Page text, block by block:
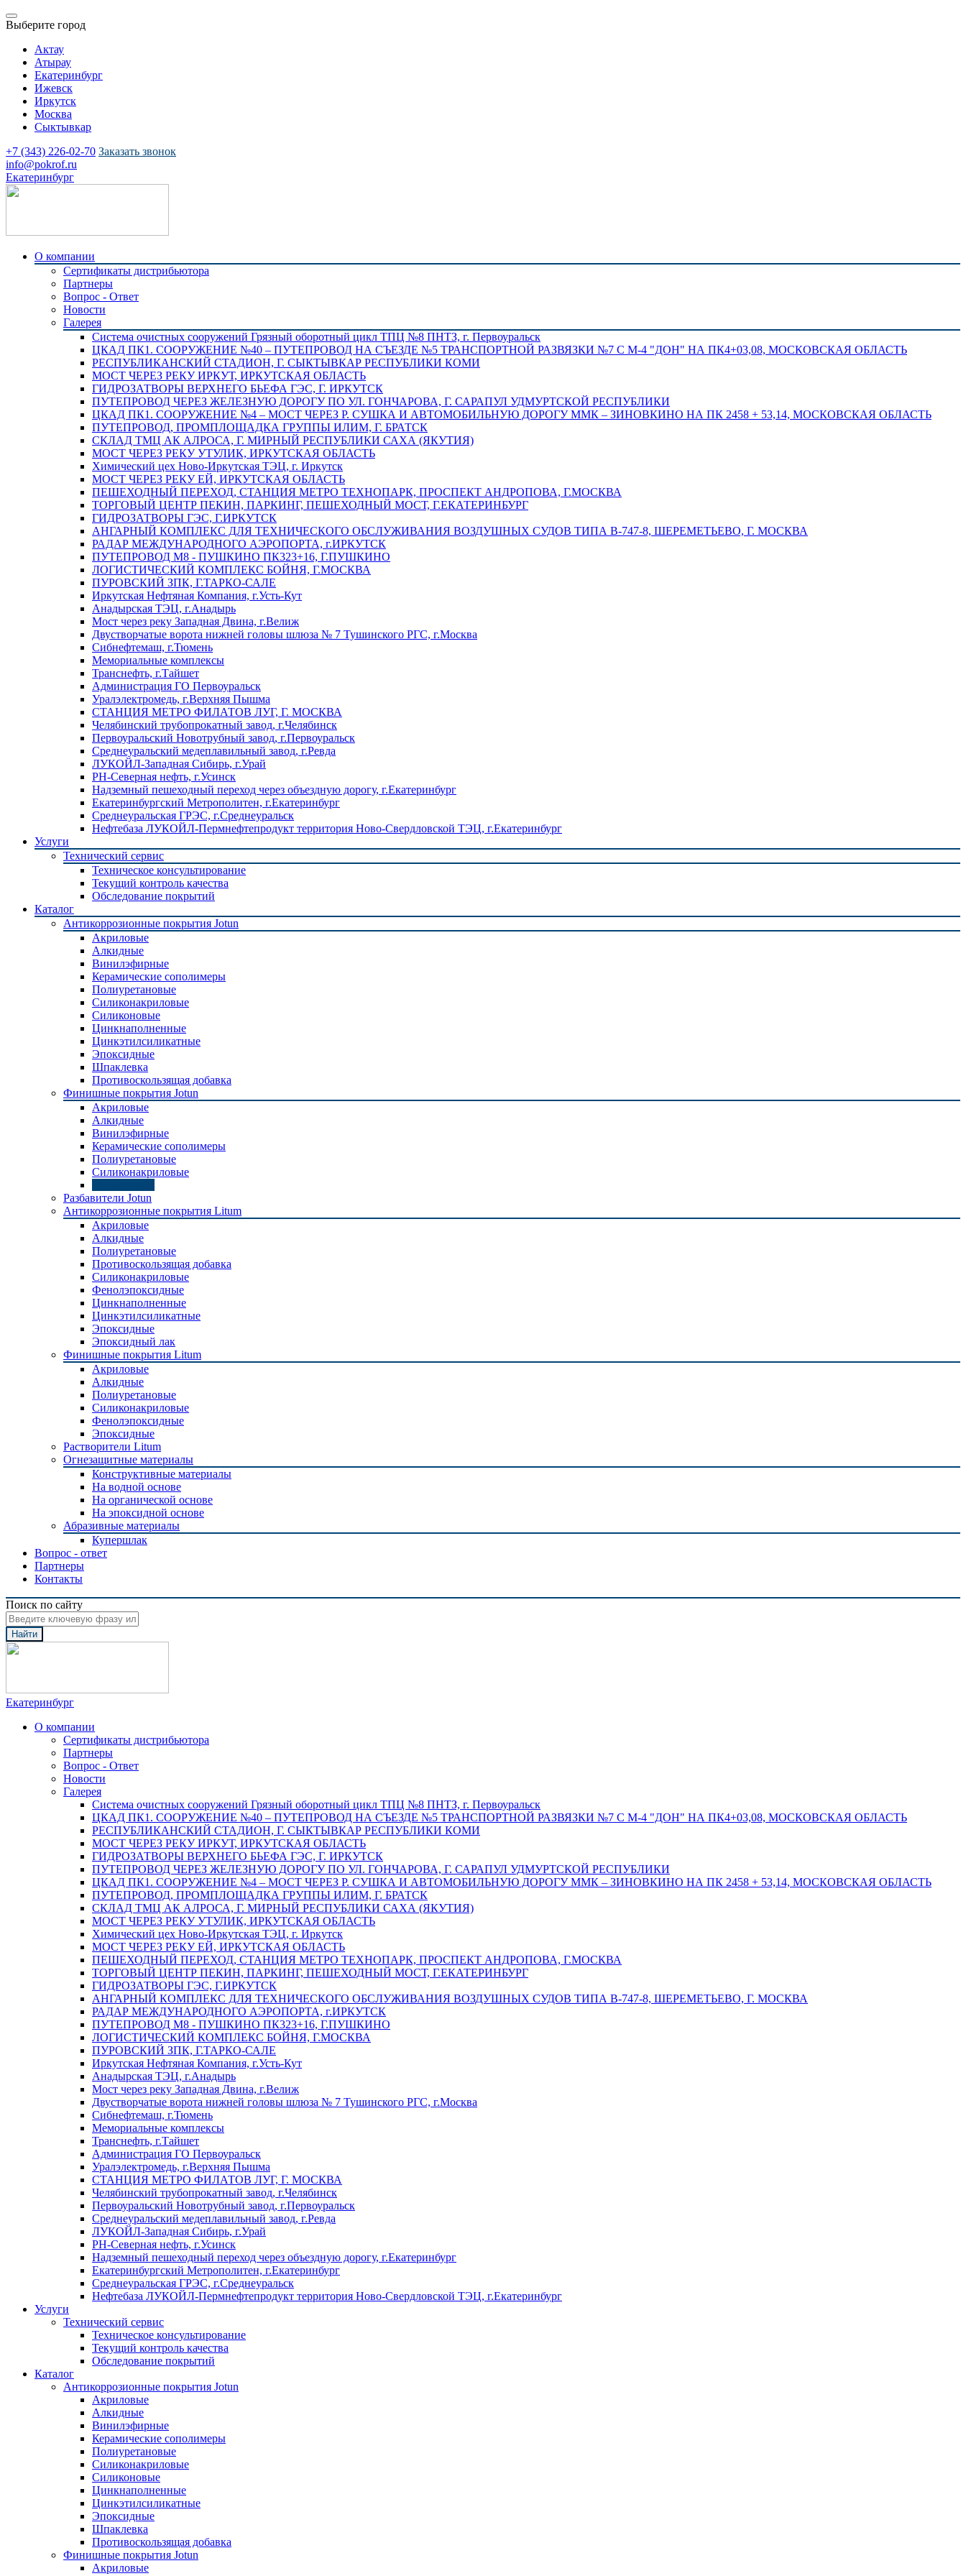
Выберите город
Актау
Атырау
Екатеринбург
Ижевск
Иркутск
Москва
Сыктывкар
+7 (343) 226-02-70 Заказать звонок
info@pokrof.ru
Екатеринбург
О компании
Сертификаты дистрибьютора
Партнеры
Вопрос - Ответ
Новости
Галерея
Система очистных сооружений Грязный оборотный цикл ТПЦ №8 ПНТЗ, г. Первоуральск
ЦКАД ПК1. СООРУЖЕНИЕ №40 – ПУТЕПРОВОД НА СЪЕЗДЕ №5 ТРАНСПОРТНОЙ РАЗВЯЗКИ №7 С М-4 "ДОН" НА ПК4+03,08, МОСКОВСКАЯ ОБЛАСТЬ
РЕСПУБЛИКАНСКИЙ СТАДИОН, Г. СЫКТЫВКАР РЕСПУБЛИКИ КОМИ
МОСТ ЧЕРЕЗ РЕКУ ИРКУТ, ИРКУТСКАЯ ОБЛАСТЬ
ГИДРОЗАТВОРЫ ВЕРХНЕГО БЬЕФА ГЭС, Г. ИРКУТСК
ПУТЕПРОВОД ЧЕРЕЗ ЖЕЛЕЗНУЮ ДОРОГУ ПО УЛ. ГОНЧАРОВА, Г. САРАПУЛ УДМУРТСКОЙ РЕСПУБЛИКИ
ЦКАД ПК1. СООРУЖЕНИЕ №4 – МОСТ ЧЕРЕЗ Р. СУШКА И АВТОМОБИЛЬНУЮ ДОРОГУ ММК – ЗИНОВКИНО НА ПК 2458 + 53,14, МОСКОВСКАЯ ОБЛАСТЬ
ПУТЕПРОВОД, ПРОМПЛОЩАДКА ГРУППЫ ИЛИМ, Г. БРАТСК
СКЛАД ТМЦ АК АЛРОСА, Г. МИРНЫЙ РЕСПУБЛИКИ САХА (ЯКУТИЯ)
МОСТ ЧЕРЕЗ РЕКУ УТУЛИК, ИРКУТСКАЯ ОБЛАСТЬ
Химический цех Ново-Иркутская ТЭЦ, г. Иркутск
МОСТ ЧЕРЕЗ РЕКУ ЕЙ, ИРКУТСКАЯ ОБЛАСТЬ
ПЕШЕХОДНЫЙ ПЕРЕХОД, СТАНЦИЯ МЕТРО ТЕХНОПАРК, ПРОСПЕКТ АНДРОПОВА, Г.МОСКВА
ТОРГОВЫЙ ЦЕНТР ПЕКИН, ПАРКИНГ, ПЕШЕХОДНЫЙ МОСТ, Г.ЕКАТЕРИНБУРГ
ГИДРОЗАТВОРЫ ГЭС, Г.ИРКУТСК
АНГАРНЫЙ КОМПЛЕКС ДЛЯ ТЕХНИЧЕСКОГО ОБСЛУЖИВАНИЯ ВОЗДУШНЫХ СУДОВ ТИПА В-747-8, ШЕРЕМЕТЬЕВО, Г. МОСКВА
РАДАР МЕЖДУНАРОДНОГО АЭРОПОРТА, г.ИРКУТСК
ПУТЕПРОВОД М8 - ПУШКИНО ПК323+16, Г.ПУШКИНО
ЛОГИСТИЧЕСКИЙ КОМПЛЕКС БОЙНЯ, Г.МОСКВА
ПУРОВСКИЙ ЗПК, Г.ТАРКО-САЛЕ
Иркутская Нефтяная Компания, г.Усть-Кут
Анадырская ТЭЦ, г.Анадырь
Мост через реку Западная Двина, г.Велиж
Двустворчатые ворота нижней головы шлюза № 7 Тушинского РГС, г.Москва
Сибнефтемаш, г.Тюмень
Мемориальные комплексы
Транснефть, г.Тайшет
Администрация ГО Первоуральск
Уралэлектромедь, г.Верхняя Пышма
СТАНЦИЯ МЕТРО ФИЛАТОВ ЛУГ, Г. МОСКВА
Челябинский трубопрокатный завод, г.Челябинск
Первоуральский Новотрубный завод, г.Первоуральск
Среднеуральский медеплавильный завод, г.Ревда
ЛУКОЙЛ-Западная Сибирь, г.Урай
РН-Северная нефть, г.Усинск
Надземный пешеходный переход через объездную дорогу, г.Екатеринбург
Екатеринбургский Метрополитен, г.Екатеринбург
Среднеуральская ГРЭС, г.Среднеуральск
Нефтебаза ЛУКОЙЛ-Пермнефтепродукт территория Ново-Свердловской ТЭЦ, г.Екатеринбург
Услуги
Технический сервис
Техническое консультирование
Текущий контроль качества
Обследование покрытий
Каталог
Антикоррозионные покрытия Jotun
Акриловые
Алкидные
Винилэфирные
Керамические сополимеры
Полиуретановые
Силиконакриловые
Силиконовые
Цинкнаполненные
Цинкэтилсиликатные
Эпоксидные
Шпаклевка
Противоскользящая добавка
Финишные покрытия Jotun
Акриловые
Алкидные
Винилэфирные
Керамические сополимеры
Полиуретановые
Силиконакриловые
Разбавители Jotun
Антикоррозионные покрытия Litum
Акриловые
Алкидные
Полиуретановые
Противоскользящая добавка
Силиконакриловые
Фенолэпоксидные
Цинкнаполненные
Цинкэтилсиликатные
Эпоксидные
Эпоксидный лак
Финишные покрытия Litum
Акриловые
Алкидные
Полиуретановые
Силиконакриловые
Фенолэпоксидные
Эпоксидные
Растворители Litum
Огнезащитные материалы
Конструктивные материалы
На водной основе
На органической основе
На эпоксидной основе
Абразивные материалы
Купершлак
Вопрос - ответ
Партнеры
Контакты
Поиск по сайту
Найти
Екатеринбург
О компании
Сертификаты дистрибьютора
Партнеры
Вопрос - Ответ
Новости
Галерея
Система очистных сооружений Грязный оборотный цикл ТПЦ №8 ПНТЗ, г. Первоуральск
ЦКАД ПК1. СООРУЖЕНИЕ №40 – ПУТЕПРОВОД НА СЪЕЗДЕ №5 ТРАНСПОРТНОЙ РАЗВЯЗКИ №7 С М-4 "ДОН" НА ПК4+03,08, МОСКОВСКАЯ ОБЛАСТЬ
РЕСПУБЛИКАНСКИЙ СТАДИОН, Г. СЫКТЫВКАР РЕСПУБЛИКИ КОМИ
МОСТ ЧЕРЕЗ РЕКУ ИРКУТ, ИРКУТСКАЯ ОБЛАСТЬ
ГИДРОЗАТВОРЫ ВЕРХНЕГО БЬЕФА ГЭС, Г. ИРКУТСК
ПУТЕПРОВОД ЧЕРЕЗ ЖЕЛЕЗНУЮ ДОРОГУ ПО УЛ. ГОНЧАРОВА, Г. САРАПУЛ УДМУРТСКОЙ РЕСПУБЛИКИ
ЦКАД ПК1. СООРУЖЕНИЕ №4 – МОСТ ЧЕРЕЗ Р. СУШКА И АВТОМОБИЛЬНУЮ ДОРОГУ ММК – ЗИНОВКИНО НА ПК 2458 + 53,14, МОСКОВСКАЯ ОБЛАСТЬ
ПУТЕПРОВОД, ПРОМПЛОЩАДКА ГРУППЫ ИЛИМ, Г. БРАТСК
СКЛАД ТМЦ АК АЛРОСА, Г. МИРНЫЙ РЕСПУБЛИКИ САХА (ЯКУТИЯ)
МОСТ ЧЕРЕЗ РЕКУ УТУЛИК, ИРКУТСКАЯ ОБЛАСТЬ
Химический цех Ново-Иркутская ТЭЦ, г. Иркутск
МОСТ ЧЕРЕЗ РЕКУ ЕЙ, ИРКУТСКАЯ ОБЛАСТЬ
ПЕШЕХОДНЫЙ ПЕРЕХОД, СТАНЦИЯ МЕТРО ТЕХНОПАРК, ПРОСПЕКТ АНДРОПОВА, Г.МОСКВА
ТОРГОВЫЙ ЦЕНТР ПЕКИН, ПАРКИНГ, ПЕШЕХОДНЫЙ МОСТ, Г.ЕКАТЕРИНБУРГ
ГИДРОЗАТВОРЫ ГЭС, Г.ИРКУТСК
АНГАРНЫЙ КОМПЛЕКС ДЛЯ ТЕХНИЧЕСКОГО ОБСЛУЖИВАНИЯ ВОЗДУШНЫХ СУДОВ ТИПА В-747-8, ШЕРЕМЕТЬЕВО, Г. МОСКВА
РАДАР МЕЖДУНАРОДНОГО АЭРОПОРТА, г.ИРКУТСК
ПУТЕПРОВОД М8 - ПУШКИНО ПК323+16, Г.ПУШКИНО
ЛОГИСТИЧЕСКИЙ КОМПЛЕКС БОЙНЯ, Г.МОСКВА
ПУРОВСКИЙ ЗПК, Г.ТАРКО-САЛЕ
Иркутская Нефтяная Компания, г.Усть-Кут
Анадырская ТЭЦ, г.Анадырь
Мост через реку Западная Двина, г.Велиж
Двустворчатые ворота нижней головы шлюза № 7 Тушинского РГС, г.Москва
Сибнефтемаш, г.Тюмень
Мемориальные комплексы
Транснефть, г.Тайшет
Администрация ГО Первоуральск
Уралэлектромедь, г.Верхняя Пышма
СТАНЦИЯ МЕТРО ФИЛАТОВ ЛУГ, Г. МОСКВА
Челябинский трубопрокатный завод, г.Челябинск
Первоуральский Новотрубный завод, г.Первоуральск
Среднеуральский медеплавильный завод, г.Ревда
ЛУКОЙЛ-Западная Сибирь, г.Урай
РН-Северная нефть, г.Усинск
Надземный пешеходный переход через объездную дорогу, г.Екатеринбург
Екатеринбургский Метрополитен, г.Екатеринбург
Среднеуральская ГРЭС, г.Среднеуральск
Нефтебаза ЛУКОЙЛ-Пермнефтепродукт территория Ново-Свердловской ТЭЦ, г.Екатеринбург
Услуги
Технический сервис
Техническое консультирование
Текущий контроль качества
Обследование покрытий
Каталог
Антикоррозионные покрытия Jotun
Акриловые
Алкидные
Винилэфирные
Керамические сополимеры
Полиуретановые
Силиконакриловые
Силиконовые
Цинкнаполненные
Цинкэтилсиликатные
Эпоксидные
Шпаклевка
Противоскользящая добавка
Финишные покрытия Jotun
Акриловые